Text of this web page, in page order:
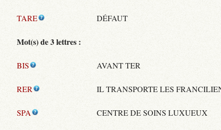
TARE DÉFAUT
Mot(s) de 3 lettres :
BIS AVANT TER
RER IL TRANSPORTE LES
SPA CENTRE DE SOINS LUXUEUX